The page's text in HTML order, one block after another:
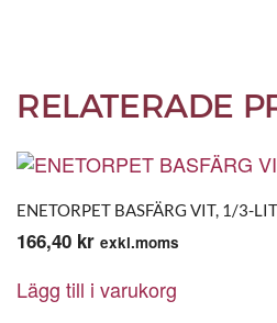
RELATERADE
ENETORPET BASFÄRG VIT, 1/3-LIT
166,40 kr exkl.moms
Lägg till i varukorg